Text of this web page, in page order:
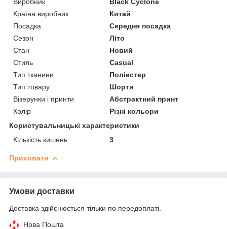
Країна виробник
Китай
Посадка
Середня посадка
Сезон
Літо
Стан
Новий
Стиль
Casual
Тип тканини
Поліестер
Тип товару
Шорти
Візерунки і принти
Абстрактний принт
Колір
Різні кольори
Користувальницькі характеристики
Кількість кишень
3
Приховати
Умови доставки
Доставка здійснюється тільки по передоплаті.
Нова Пошта